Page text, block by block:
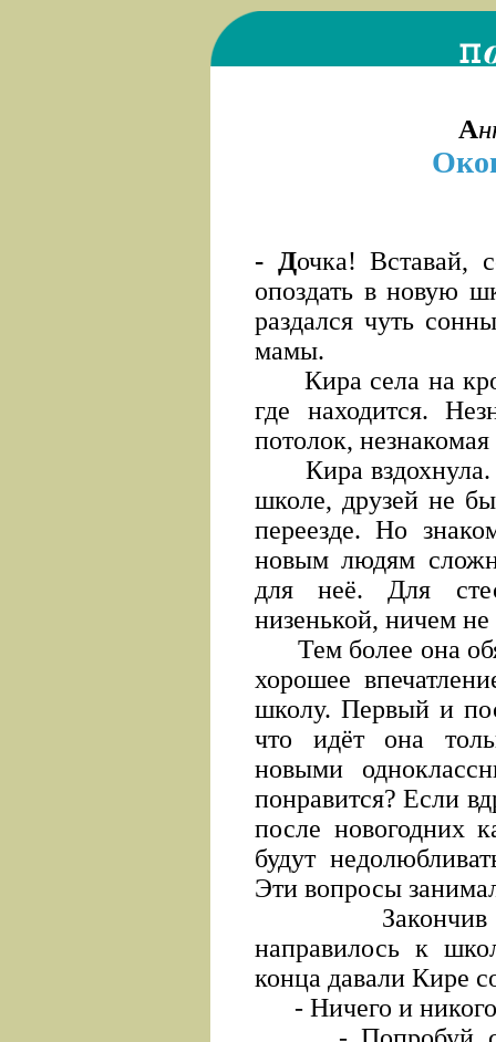
А
- Дочка! Вставай,
опоздать в новую
раздался чуть
мамы.
Кира села на
где находится.
потолок,
Кира вздохнула.
школе, друзей не
переезде. Но
новым людям
для неё. Для
низенькой, ничем
Тем более она
хорошее
школу. Первый и
что идёт она
новыми
понравится? Если
после новогодних
будут
Эти вопросы
Закончив
направилось к
конца давали Кире
- Ничего и никого